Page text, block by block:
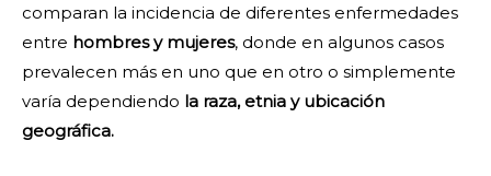
comparan la incidencia de diferentes enfermedades
entre hombres y mujeres, donde en algunos casos
prevalecen más en uno que en otro o simplemente
varía dependiendo la raza, etnia y ubicación
geográfica.